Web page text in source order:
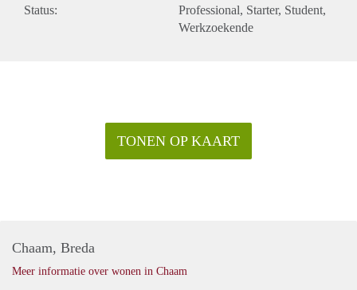
Status: Professional Starter Student
Werkzoekende
TONEN OP KAART
Chaam, Breda
Meer informatie over wonen in Chaam